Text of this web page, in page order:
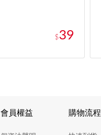
$39
會員權益 購物流程